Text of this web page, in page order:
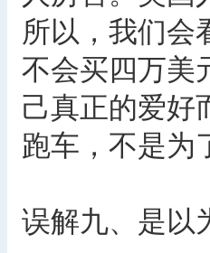
所以，我们会
不会买四万美
己真正的爱好
跑车，不是为
误解九、是以